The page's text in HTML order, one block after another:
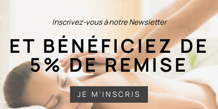
Inscrivez-vous à notre Newsletter
ET BÉNÉFICIEZ DE
5% DE REMISE
JE M'INSCRIS